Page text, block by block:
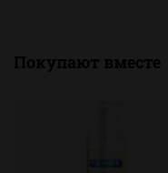
Покупают вместе